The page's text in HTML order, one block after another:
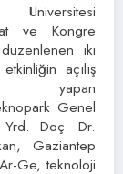
Üniversitesi
ve Kongre
iki
açılış
yapan
Genel
Doç. Dr.
Gaziantep
Ge, teknoloji